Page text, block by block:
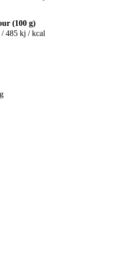
(100 g)
/ 485 kj / kcal